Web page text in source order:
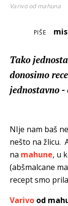
Varivo od mahuna
PIŠE
Tako
donosimo
jednostavno -
NIje nam baš
nešto na žlicu.
na mahune, u
(abšmalcane
recept smo
Varivo od